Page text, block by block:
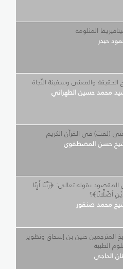
المثلومة
والمعنى وسفينة النّجاة
حسين الطهراني
في القرآن الكريم
المصطفوي
بقوله تعالى: ﴿رَبَّنَا أَرِنَا
صنقور
حنين بن إسحاق وتطوير